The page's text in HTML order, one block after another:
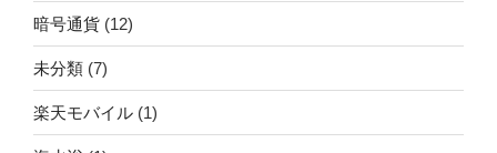
暗号通貨 (12)
未分類 (7)
楽天モバイル (1)